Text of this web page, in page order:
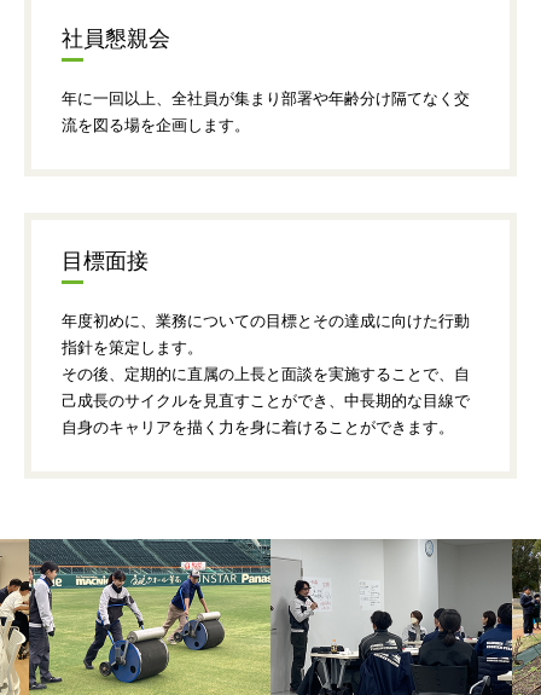
プライバシーポリシー
ソーシャルメディア規約
社員懇親会
年に一回以上、全社員が集まり部署や年齢分け隔てなく交
流を図る場を企画します。
目標面接
年度初めに、業務についての目標とその達成に向けた行動
指針を策定します。
その後、定期的に直属の上長と面談を実施することで、自
己成長のサイクルを見直すことができ、中長期的な目線で
自身のキャリアを描く力を身に着けることができます。